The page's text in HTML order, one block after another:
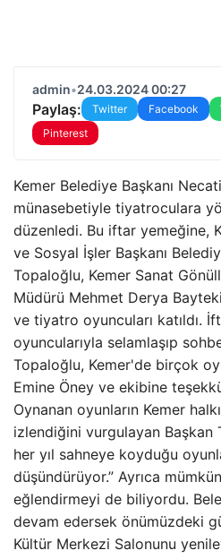
admin•24.03.2024 00:27
Paylaş: Twitter Facebook
Pinterest
Kemer Belediye Başkanı
münasebetiyle tiyatroculara
düzenledi. Bu iftar yemeğine,
ve Sosyal İşler Başkanı
Topaloğlu, Kemer Sanat
Müdürü Mehmet Derya
ve tiyatro oyuncuları katıldı.
oyuncularıyla selamlaşıp
Topaloğlu, Kemer'de birçok
Emine Öney ve ekibine
Oynanan oyunların Kemer
izlendiğini vurgulayan Başkan
her yıl sahneye koyduğu
düşündürüyor.” Ayrıca
eğlendirmeyi de biliyordu.
devam edersek önümüzdeki
Kültür Merkezi Salonunu